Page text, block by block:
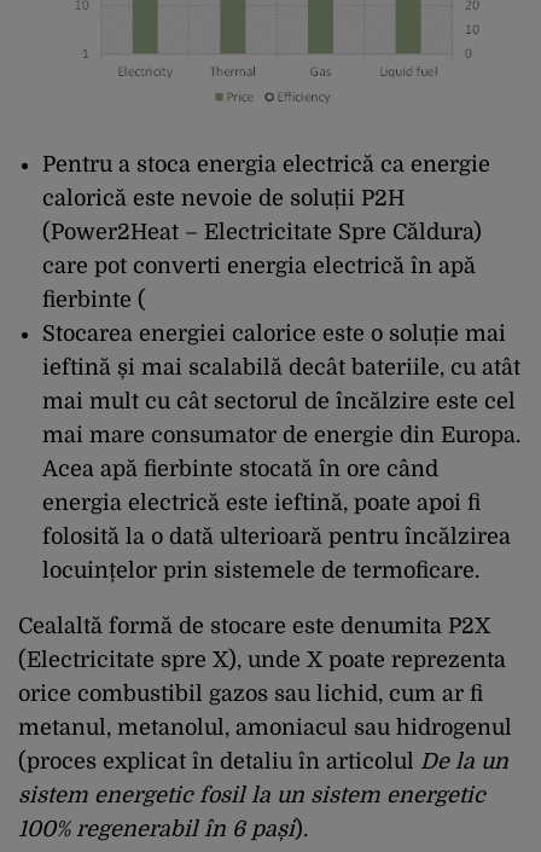
Pentru a stoca energia electrică ca energie
calorică este nevoie de soluții P2H
(Power2Heat – Electricitate Spre Căldura)
care pot converti energia electrică în apă
fierbinte (
Stocarea energiei calorice este o soluție mai
ieftină și mai scalabilă decât bateriile, cu atât
mai mult cu cât sectorul de încălzire este cel
mai mare consumator de energie din Europa.
Acea apă fierbinte stocată în ore când
energia electrică este ieftină, poate apoi fi
folosită la o dată ulterioară pentru încălzirea
locuințelor prin sistemele de termoficare.
Cealaltă formă de stocare este denumita P2X
(Electricitate spre X), unde X poate reprezenta
orice combustibil gazos sau lichid, cum ar fi
metanul, metanolul, amoniacul sau hidrogenul
(proces explicat în detaliu în articolul De la un
sistem energetic fosil la un sistem energetic
100% regenerabil în 6 pași).